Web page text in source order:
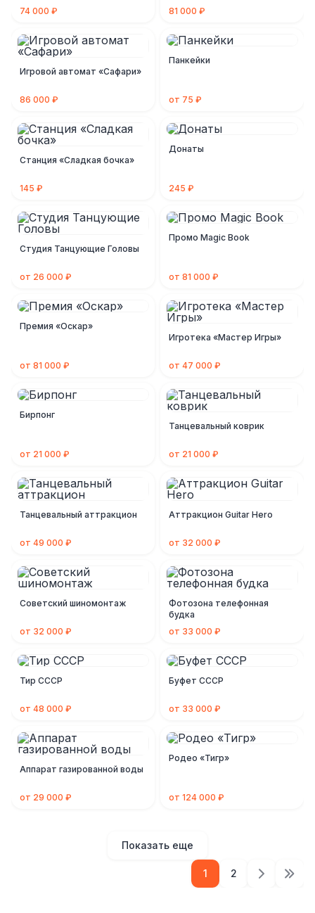
74 000 ₽
81 000 ₽
Игровой автомат «Сафари»
86 000 ₽
Панкейки
от 75 ₽
Станция «Сладкая бочка»
145 ₽
Донаты
245 ₽
Студия Танцующие Головы
от 26 000 ₽
Промо Magic Book
от 81 000 ₽
Премия «Оскар»
от 81 000 ₽
Игротека «Мастер Игры»
от 47 000 ₽
Бирпонг
от 21 000 ₽
Танцевальный коврик
от 21 000 ₽
Танцевальный аттракцион
от 49 000 ₽
Аттракцион Guitar Hero
от 32 000 ₽
Советский шиномонтаж
от 32 000 ₽
Фотозона телефонная
будка
от 33 000 ₽
Тир СССР
от 48 000 ₽
Буфет СССР
от 33 000 ₽
Аппарат газированной воды
от 29 000 ₽
Родео «Тигр»
от 124 000 ₽
Показать еще
1 2